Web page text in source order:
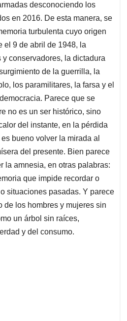
desconociendo los
en 2016. De esta manera, se
turbulenta cuyo origen
el 9 de abril de 1948, la
conservadores, la dictadura
de la guerrilla, la
los paramilitares, la farsa y el
Parece que se
no es un ser histórico, sino
del instante, en la pérdida
bueno volver la mirada al
del presente. Bien parece
la amnesia, en otras palabras:
que impide recordar o
situaciones pasadas. Y parece
de los hombres y mujeres sin
un árbol sin raíces,
y del consumo.